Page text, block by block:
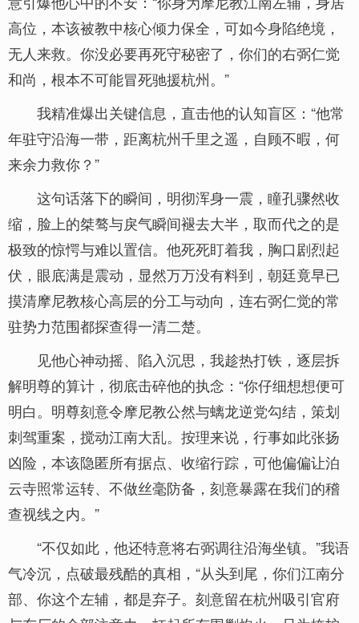
高位，本该被教中核心倾力保全，可如今身陷绝境，
无人来救。你没必要再死守秘密了，你们的右弼仁觉
和尚，根本不可能冒死驰援杭州。”
我精准爆出关键信息，直击他的认知盲区：“他常
年驻守沿海一带，距离杭州千里之遥，自顾不暇，何
来余力救你？”
这句话落下的瞬间，明彻浑身一震，瞳孔骤然收
缩，脸上的桀骜与戾气瞬间褪去大半，取而代之的是
极致的惊愕与难以置信。他死死盯着我，胸口剧烈起
伏，眼底满是震动，显然万万没有料到，朝廷竟早已
摸清摩尼教核心高层的分工与动向，连右弼仁觉的常
驻势力范围都探查得一清二楚。
见他心神动摇、陷入沉思，我趁热打铁，逐层拆
解明尊的算计，彻底击碎他的执念：“你仔细想想便可
明白。明尊刻意令摩尼教公然与螭龙逆党勾结，策划
刺驾重案，搅动江南大乱。按理来说，行事如此张扬
凶险，本该隐匿所有据点、收缩行踪，可他偏偏让泊
云寺照常运转、不做丝毫防备，刻意暴露在我们的稽
查视线之内。”
“不仅如此，他还特意将右弼调往沿海坐镇。”我语
气冷沉，点破最残酷的真相，“从头到尾，你们江南分
部、你这个左辅，都是弃子。刻意留在杭州吸引官府